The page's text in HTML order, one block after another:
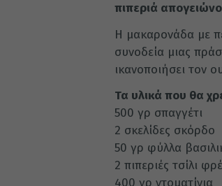
πιπεριά
Η μακαρονάδα με
συνοδεία μιας
ικανοποιήσει τον
Τα υλικά που θα
500 γρ σπαγγέτι
2 σκελίδες σκόρδο
50 γρ φύλλα
2 πιπεριές τσίλι